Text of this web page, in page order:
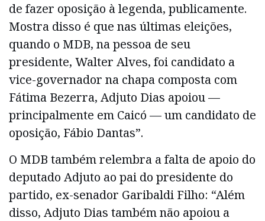
de fazer oposição à legenda, publicamente.
Mostra disso é que nas últimas eleições,
quando o MDB, na pessoa de seu
presidente, Walter Alves, foi candidato a
vice-governador na chapa composta com
Fátima Bezerra, Adjuto Dias apoiou —
principalmente em Caicó — um candidato de
oposição, Fábio Dantas”.
O MDB também relembra a falta de apoio do
deputado Adjuto ao pai do presidente do
partido, ex-senador Garibaldi Filho: “Além
disso, Adjuto Dias também não apoiou a